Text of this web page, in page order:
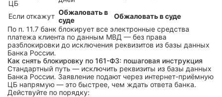
ЦБ
Если откажут Обжаловать в
суде
Обжаловать в суде
По п. 11.7 банк блокирует все электронные средства
платежа клиента по данным МВД — без права
разблокировки до исключения реквизитов из базы данных
Банка России.
Как снять блокировку по 161-ФЗ: пошаговая инструкция
Стандартный путь — исключить реквизиты из базы данных
Банка России. Заявление подают через интернет-приёмную
ЦБ напрямую — это быстрее, чем ждать ответа банка.
Действуйте по порядку: